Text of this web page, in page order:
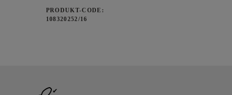
PRODUKT-CODE:
108320252/16
✔